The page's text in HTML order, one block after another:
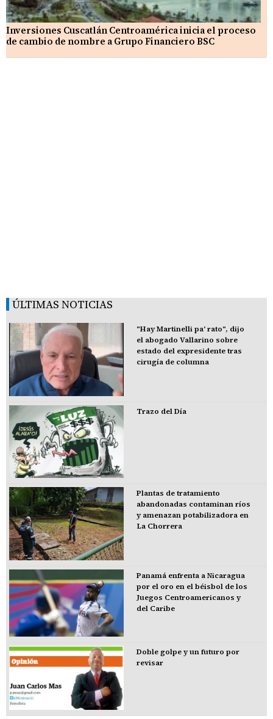
Inversiones Cuscatlán Centroamérica inicia el proceso
de cambio de nombre a Grupo Financiero BSC
ÚLTIMAS NOTICIAS
"Hay Martinelli pa' rato", dijo
el abogado Vallarino sobre
estado del expresidente tras
cirugía de columna
Trazo del Día
Plantas de tratamiento
abandonadas contaminan ríos
y amenazan potabilizadora en
La Chorrera
Panamá enfrenta a Nicaragua
por el oro en el béisbol de los
Juegos Centroamericanos y
del Caribe
Doble golpe y un futuro por
revisar